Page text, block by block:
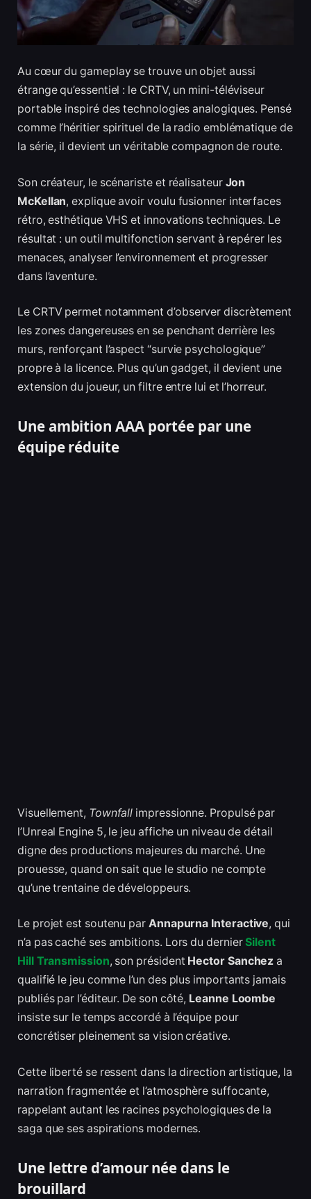
Au cœur du gameplay se trouve un objet aussi
étrange qu’essentiel : le CRTV, un mini-téléviseur
portable inspiré des technologies analogiques. Pensé
comme l’héritier spirituel de la radio emblématique de
la série, il devient un véritable compagnon de route.
Son créateur, le scénariste et réalisateur Jon
McKellan, explique avoir voulu fusionner interfaces
rétro, esthétique VHS et innovations techniques. Le
résultat : un outil multifonction servant à repérer les
menaces, analyser l’environnement et progresser
dans l’aventure.
Le CRTV permet notamment d’observer discrètement
les zones dangereuses en se penchant derrière les
murs, renforçant l’aspect “survie psychologique”
propre à la licence. Plus qu’un gadget, il devient une
extension du joueur, un filtre entre lui et l’horreur.
Une ambition AAA portée par une
équipe réduite
Visuellement, Townfall impressionne. Propulsé par
l’Unreal Engine 5, le jeu affiche un niveau de détail
digne des productions majeures du marché. Une
prouesse, quand on sait que le studio ne compte
qu’une trentaine de développeurs.
Le projet est soutenu par Annapurna Interactive, qui
n’a pas caché ses ambitions. Lors du dernierSilent
Hill Transmission, son président Hector Sanchez a
qualifié le jeu comme l’un des plus importants jamais
publiés par l’éditeur. De son côté, Leanne Loombe
insiste sur le temps accordé à l’équipe pour
concrétiser pleinement sa vision créative.
Cette liberté se ressent dans la direction artistique, la
narration fragmentée et l’atmosphère suffocante,
rappelant autant les racines psychologiques de la
saga que ses aspirations modernes.
Une lettre d’amour née dans le
brouillard